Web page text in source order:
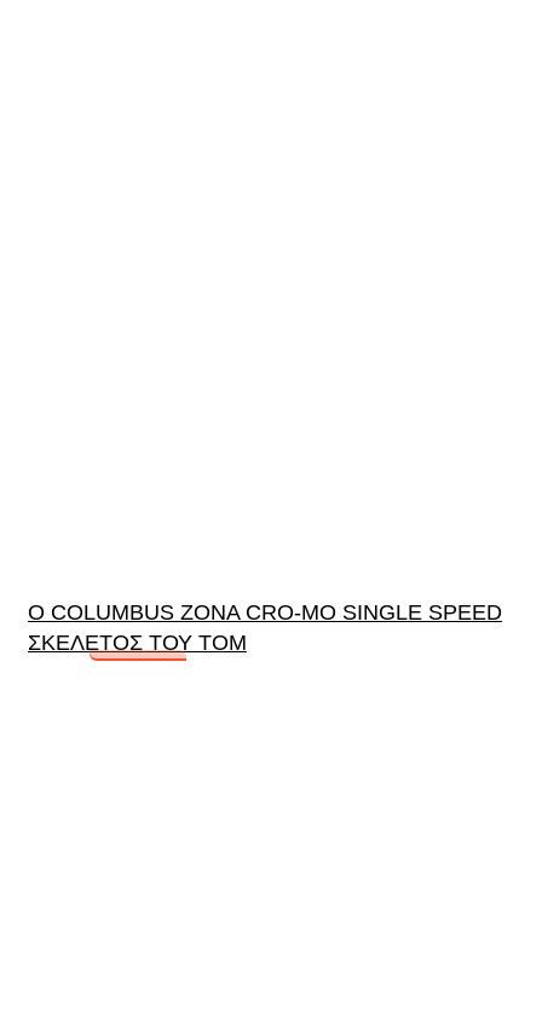
Ο COLUMBUS ZONA CRO-MO SINGLE SPEED
ΣΚΕΛΕΤΟΣ ΤΟΥ TOM